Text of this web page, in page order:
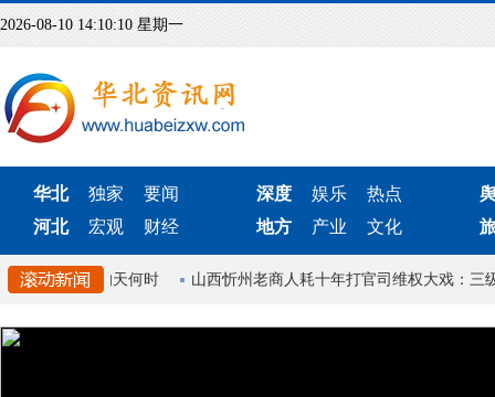
2026-08-10 14:10:10 星期一
华北 独家
要闻
河北
宏观 财经
深度 娱乐
热点
地方
产业 文化
人封满群的天何时 山西忻州老商人耗十年打官司维权大戏：三级